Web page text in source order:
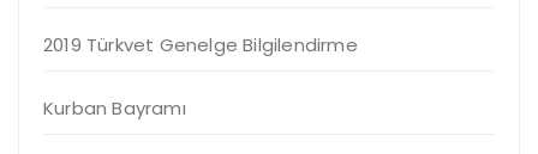
2019 Türkvet Genelge Bilgilendirme
Kurban Bayramı